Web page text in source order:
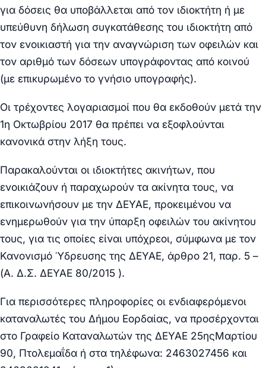
για δόσεις θα υποβάλλεται από τον ιδιοκτήτη ή με
υπεύθυνη δήλωση συγκατάθεσης του ιδιοκτήτη από
τον ενοικιαστή για την αναγνώριση των οφειλών και
τον αριθμό των δόσεων υπογράφοντας από κοινού
(με επικυρωμένο το γνήσιο υπογραφής).
Οι τρέχοντες λογαριασμοί που θα εκδοθούν μετά την
1η Οκτωβρίου 2017 θα πρέπει να εξοφλούνται
κανονικά στην λήξη τους.
Παρακαλούνται οι ιδιοκτήτες ακινήτων, που
ενοικιάζουν ή παραχωρούν τα ακίνητα τους, να
επικοινωνήσουν με την ΔΕΥΑΕ, προκειμένου να
ενημερωθούν για την ύπαρξη οφειλών του ακίνητου
τους, για τις οποίες είναι υπόχρεοι, σύμφωνα με τον
Κανονισμό Ύδρευσης της ΔΕΥΑΕ, άρθρο 21, παρ. 5 –
(Α. Δ.Σ. ΔΕΥΑΕ 80/2015 ).
Για περισσότερες πληροφορίες οι ενδιαφερόμενοι
καταναλωτές του Δήμου Εορδαίας, να προσέρχονται
στο Γραφείο Καταναλωτών της ΔΕΥΑΕ 25ηςΜαρτίου
90, Πτολεμαΐδα ή στα τηλέφωνα: 2463027456 και